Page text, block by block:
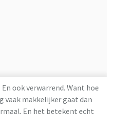
ook verwarrend. Want hoe
vaak makkelijker gaat dan
En het betekent echt